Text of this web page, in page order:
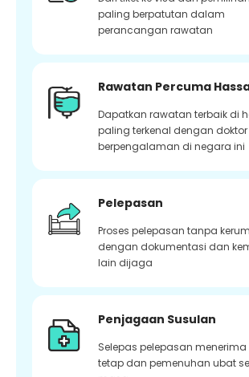
paling berpatutan dalam
perancangan rawatan
Rawatan Percuma
Dapatkan rawatan terbaik di
paling terkenal dengan doktor
berpengalaman di negara ini
Pelepasan
Proses pelepasan tanpa
dengan dokumentasi dan
lain dijaga
Penjagaan Susulan
Selepas pelepasan
tetap dan pemenuhan ubat